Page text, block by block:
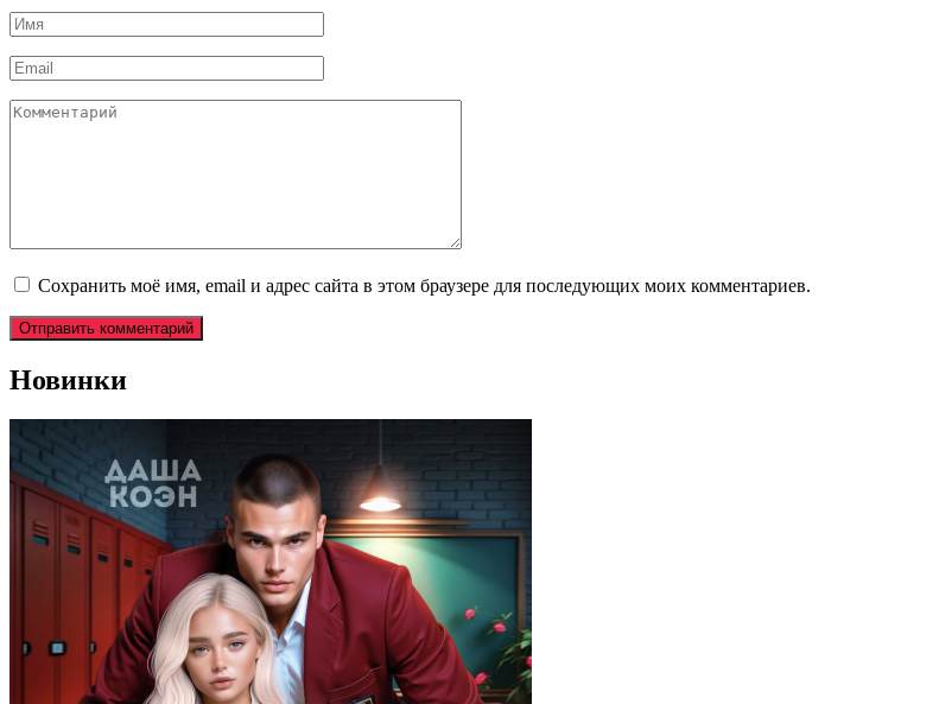
Имя
*
Email
*
Комментарий
Сохранить моё имя, email и адрес сайта в этом браузере для последующих моих комментариев.
Новинки